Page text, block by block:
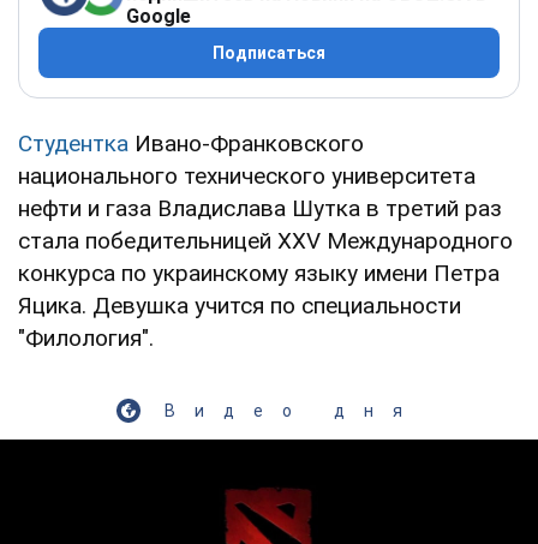
Google
Подписаться
Студентка Ивано-Франковского
национального технического университета
нефти и газа Владислава Шутка в третий раз
стала победительницей XXV Международного
конкурса по украинскому языку имени Петра
Яцика. Девушка учится по специальности
"Филология".
Видео дня